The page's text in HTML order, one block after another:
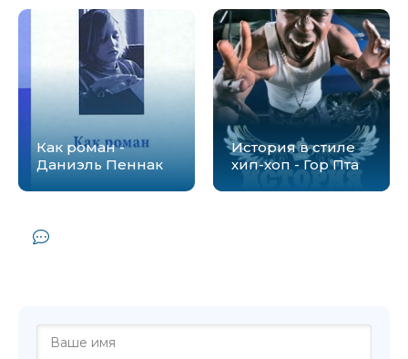
Как роман -
Даниэль Пеннак
История в стиле
хип-хоп - Гор Пта